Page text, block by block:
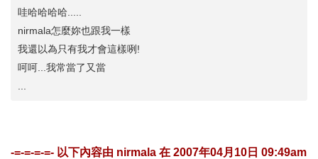
哇哈哈哈哈.....
nirmala怎麼妳也跟我一樣
我還以為只有我才會這樣咧!
呵呵...我常當了又當
-=-=-=-=- 以下內容由 nirmala 在 2007年04月10日 09:49am